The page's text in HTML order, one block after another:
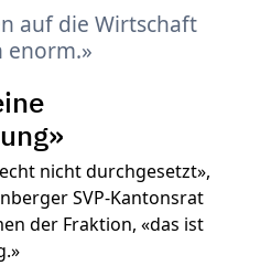
auf die Wirtschaft
enorm.
nicht durchgesetzt»,
SVP-Kantonsrat
der Fraktion, «das ist